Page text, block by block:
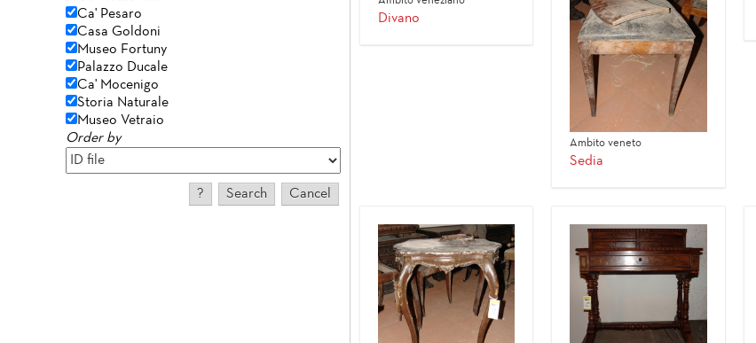
Ca' Pesaro
Casa Goldoni
Museo Fortuny
Palazzo Ducale
Ca' Mocenigo
Storia Naturale
Museo Vetraio
Order by
Divano
Ambito veneto
Sedia